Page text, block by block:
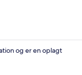
og er en oplagt